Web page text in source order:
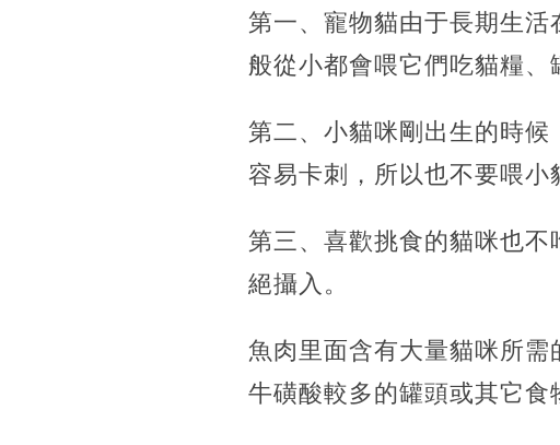
第一、寵物貓由于長期生
般從小都會喂它們吃貓糧、
第二、小貓咪剛出生的時候
容易卡刺，所以也不要喂小
第三、喜歡挑食的貓咪也
絕攝入。
魚肉里面含有大量貓咪所
牛磺酸較多的罐頭或其它食